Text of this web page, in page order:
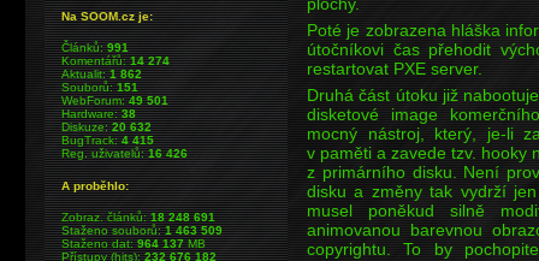
plochy.
Poté je zobrazena hláška
útočníkovi čas přehodit
restartovat PXE server.
Druhá část útoku již
disketové image
mocný nástroj, který, je-li
v paměti a zavede tzv. hooky
z primárního disku. Není
disku a změny tak vydrží
musel poněkud silně
animovanou barevnou
copyrightu. To by
Na SOOM.cz je:
Článků:991
Komentářů:14 274
Aktualit:1 862
Souborů:151
WebForum:49 501
Hardware:38
Diskuze:20 632
BugTrack:4 415
Reg. uživatelů:16 426
A proběhlo:
Zobraz. článků:18 248 691
Staženo souborů:1 463 509
Staženo dat:964 137MB
Přístupy (hits):232 676 182